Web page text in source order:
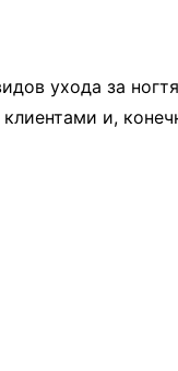
ухода за
и,